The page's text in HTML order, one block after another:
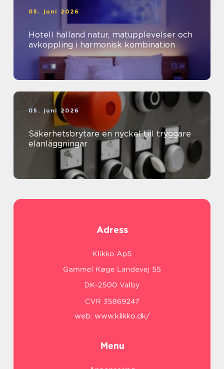
05. juni 2026
Hotell halland natur, matupplevelser och
avkoppling i harmonisk kombination
05. juni 2026
Säkerhetsbrytare en nyckel till tryggare
elanläggningar
Adress
web: www.klikko.dk/
Menu